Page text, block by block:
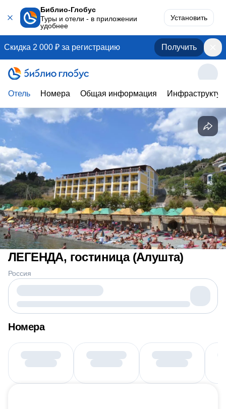
Библио-Глобус
Туры и отели - в приложении
удобнее
Установить
Скидка 2 000 ₽ за регистрацию Получить
Отель Номера Общая информация
ЛЕГЕНДА, гостиница (Алушта)
Россия
Номера